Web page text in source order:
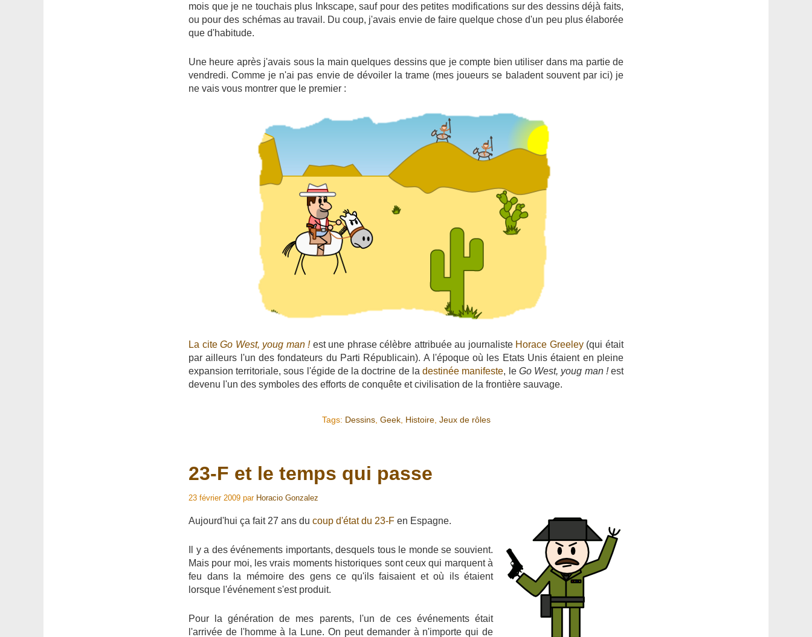
mois que je ne touchais plus Inkscape, sauf pour des petites modifications sur des dessins déjà faits,
ou pour des schémas au travail. Du coup, j'avais envie de faire quelque chose d'un peu plus élaborée
que d'habitude.
Une heure après j'avais sous la main quelques dessins que je compte bien utiliser dans ma partie de
vendredi. Comme je n'ai pas envie de dévoiler la trame (mes joueurs se baladent souvent par ici) je
ne vais vous montrer que le premier :
La citeGo West, youg man !est une phrase célèbre attribuée au journaliste Horace Greeley(qui était
par ailleurs l'un des fondateurs du Parti Républicain). A l'époque où les Etats Unis étaient en pleine
expansion territoriale, sous l'égide de la doctrine de ladestinée manifeste, le Go West, youg man !est
devenu l'un des symboles des efforts de conquête et civilisation de la frontière sauvage.
Tags: Dessins, Geek, Histoire, Jeux de rôles
23-F et le temps qui passe
23 février 2009 par Horacio Gonzalez
Aujourd'hui ça fait 27 ans du coup d'état du 23-F en Espagne.
Il y a des événements importants, desquels tous le monde se souvient.
Mais pour moi, les vrais moments historiques sont ceux qui marquent à
feu dans la mémoire des gens ce qu'ils faisaient et où ils étaient
lorsque l'événement s'est produit.
Pour la génération de mes parents, l'un de ces événements était
l'arrivée de l'homme à la Lune. On peut demander à n'importe qui de